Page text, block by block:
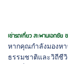
เช่ารถเที่ยว สะพานเอกชัย
หากคุณกำลังมองห
ธรรมชาติและวิถีชีวิ